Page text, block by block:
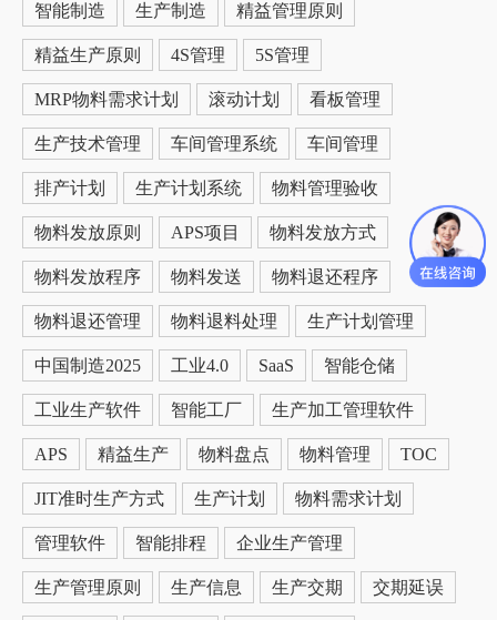
智能制造 生产制造 精益管理原则
精益生产原则 4S管理 5S管理
MRP物料需求计划 滚动计划 看板管理
生产技术管理 车间管理系统 车间管理
排产计划 生产计划系统 物料管理验收
物料发放原则 APS项目 物料发放方式
物料发放程序 物料发送 物料退还程序
物料退还管理 物料退料处理 生产计划管理
中国制造2025 工业4.0 SaaS 智能仓储
工业生产软件 智能工厂 生产加工管理软件
APS 精益生产 物料盘点 物料管理 TOC
JIT准时生产方式 生产计划 物料需求计划
管理软件 智能排程 企业生产管理
生产管理原则 生产信息 生产交期 交期延误